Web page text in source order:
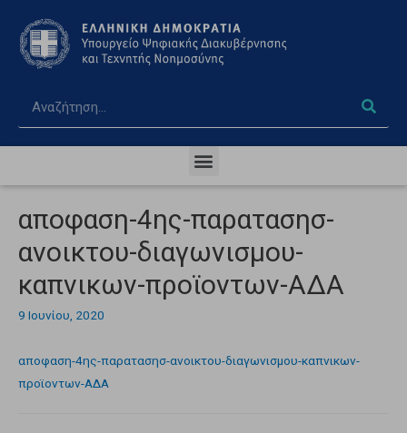
αποφαση-4ης-παρατασησ-
ανοικτου-διαγωνισμου-
καπνικων-προϊοντων-ΑΔΑ
9 Ιουνίου, 2020
αποφαση-4ης-παρατασησ-ανοικτου-διαγωνισμου-καπνικων-
προϊοντων-ΑΔΑ